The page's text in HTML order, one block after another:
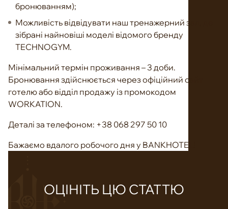
бронюванням);
Можливість відвідувати наш тренажерний зал, де
зібрані найновіші моделі відомого бренду
TECHNOGYM.
Мінімальний термін проживання – 3 доби.
Бронювання здійснюється через офіційний сайт
готелю або відділ продажу із промокодом
WORKATION.
Деталі за телефоном: +38 068 297 50 10
Бажаємо вдалого робочого дня у BANKHOTEL!
ОЦІНІТЬ ЦЮ СТАТТЮ